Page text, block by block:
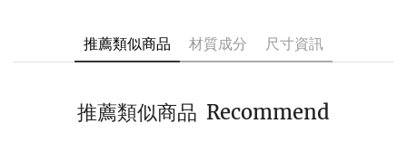
推薦類似商品 材質成分 尺寸資訊
推薦類似商品 Recommend